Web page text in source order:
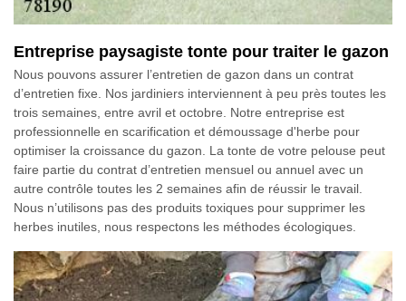
Entreprise paysagiste tonte pour traiter le gazon
Nous pouvons assurer l’entretien de gazon dans un contrat
d’entretien fixe. Nos jardiniers interviennent à peu près toutes les
trois semaines, entre avril et octobre. Notre entreprise est
professionnelle en scarification et démoussage d'herbe pour
optimiser la croissance du gazon. La tonte de votre pelouse peut
faire partie du contrat d’entretien mensuel ou annuel avec un
autre contrôle toutes les 2 semaines afin de réussir le travail.
Nous n’utilisons pas des produits toxiques pour supprimer les
herbes inutiles, nous respectons les méthodes écologiques.